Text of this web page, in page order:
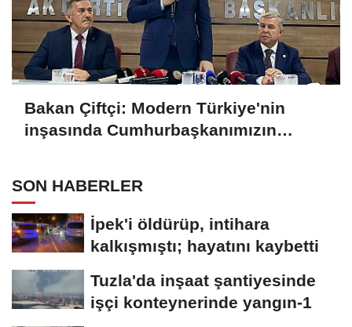
Bakan Çiftçi: Modern Türkiye'nin
inşasında Cumhurbaşkanımızın
SON HABERLER
İpek'i öldürüp, intihara
kalkışmıştı; hayatını kaybetti
Tuzla'da inşaat şantiyesinde
işçi konteynerinde yangın-1